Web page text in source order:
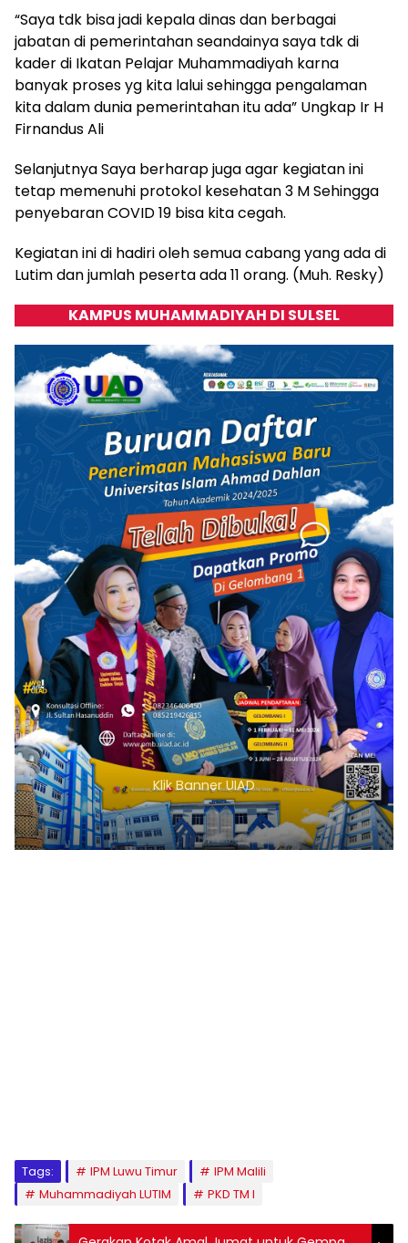
“Saya tdk bisa jadi kepala dinas dan berbagai
jabatan di pemerintahan seandainya saya tdk di
kader di Ikatan Pelajar Muhammadiyah karna
banyak proses yg kita lalui sehingga pengalaman
kita dalam dunia pemerintahan itu ada” Ungkap Ir H
Firnandus Ali
Selanjutnya Saya berharap juga agar kegiatan ini
tetap memenuhi protokol kesehatan 3 M Sehingga
penyebaran COVID 19 bisa kita cegah.
Kegiatan ini di hadiri oleh semua cabang yang ada di
Lutim dan jumlah peserta ada 11 orang. (Muh. Resky)
KAMPUS MUHAMMADIYAH DI SULSEL
Klik Banner UIAD
Tags: IPM Luwu Timur
IPM Malili
Muhammadiyah LUTIM
PKD TM I